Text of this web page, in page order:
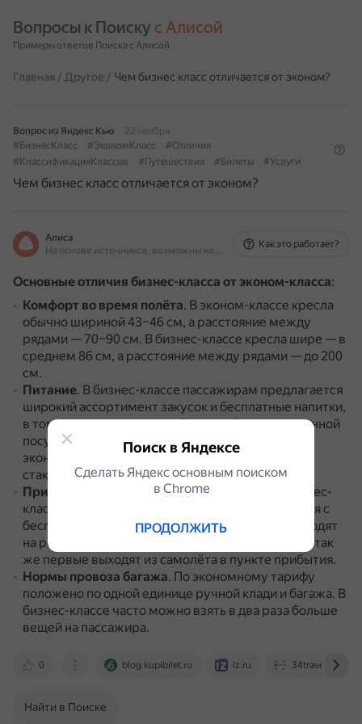
Вопросы к Поиску с Алисой
Примеры ответов Поиска с Алисой
Главная / Другое / Чем бизнес класс отличается от эконом?
Вопрос из Яндекс Кью
22 ноября
#БизнесКласс
#ЭкономКласс
#Отличия
#КлассификацияКлассов
#Путешествия #Билеты #Услуги
Чем бизнес класс отличается от эконом?
Алиса
На основе источников, возможны неточности
Как это работает?
Основные отличия бизнес-класса от эконом-класса:
Комфорт во время полёта. В эконом-классе кресла
обычно шириной 43–46 см, а расстояние между
рядами — 70–90 см. В бизнес-классе кресла шире — в
среднем 86 см, а расстояние между рядами — до 200
см.
Питание. В бизнес-классе пассажирам предлагается
широкий ассортимент закусок и бесплатные напитки,
в том числе алкогольные.Еда подаётся в стеклянной
посуде с фирменными столовыми приборами.
эконом-классе — пластиковые и бумажные
стаканчики.
Привилегии в аэропорту.Для пассажиров бизнес-
класса есть отдельные приватные залы ожидания с
бесплатным выбором еды и напитков.
Они проходят
на регистрацию и посадку в отдельной очереди, так
же первые выходят из самолёта в пункте прибытия.
Нормы провоза багажа. По экономному тарифу
положено по одной единице ручной клади и багажа. В
бизнес-классе часто можно взять в два раза больше
вещей на пассажира.
0 blog.kupibilet.ru iz.ru 34travel.me
Найти в Поиске
Поиск в Яндексе
Сделать Яндекс основным поиском
в Сhrome
ПРОДОЛЖИТЬ